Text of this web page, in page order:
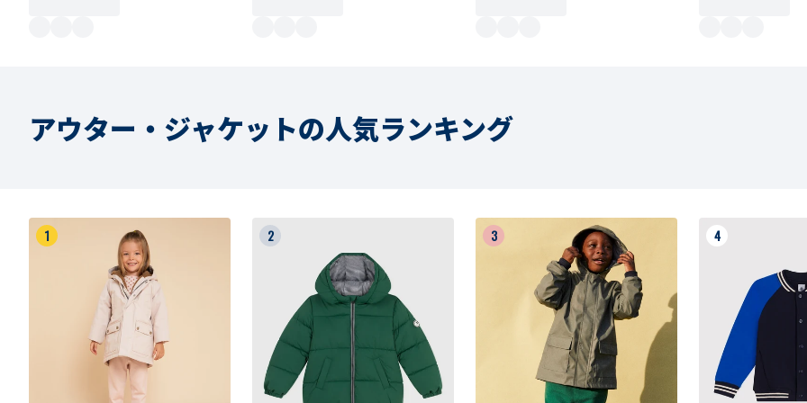
アウター・ジャケットの人気ランキング
1 2 3 4